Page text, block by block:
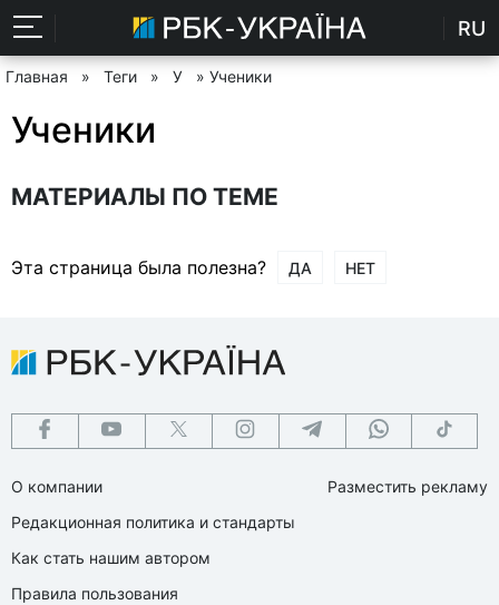
RU
Главная » Теги » У » Ученики
Ученики
МАТЕРИАЛЫ ПО ТЕМЕ
Эта страница была полезна? ДА НЕТ
О компании
Редакционная политика и стандарты
Как стать нашим автором
Правила пользования
Разместить рекламу